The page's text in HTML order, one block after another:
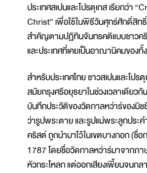
ประเทศสเปนและโปรตุเกส เรียกว่า
Christ” เพื่อใช้ในพิธีวันศุกร์ศักดิ์สิท
สำคัญตามปฏิทินจันทรคติแบบชาวคริ
และประเทศที่เคยเป็นอาณานิคมของทั้
สำหรับประเทศไทย ชาวสเปนและโปร
สมัยกรุงศรีอยุธยาในช่วงเวลาเดีย
บันทึกประวัติของวัดกาลหว่าร์ของมิ
ว่ารูปพระตาย และรูปแม่พระลูกประ
คริสต์ ถูกนำมาไว้ในเขตบางกอก (ชื่
1787 โดยชื่อวัดกาลหว่าร์มาจากภ
หัวกระโหลก แต่ออกเสียงเพี้ยนจนก